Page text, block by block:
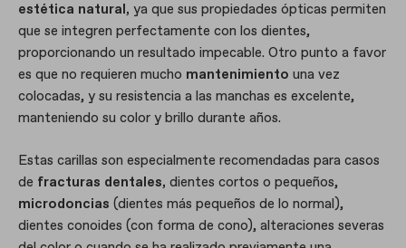
estética natural, ya que sus propiedades ópticas permiten
que se integren perfectamente con los dientes,
proporcionando un resultado impecable. Otro punto a favor
es que no requieren mucho mantenimiento una vez
colocadas, y su resistencia a las manchas es excelente,
manteniendo su color y brillo durante años.
Estas carillas son especialmente recomendadas para casos
de fracturas dentales, dientes cortos o pequeños,
microdoncias (dientes más pequeños de lo normal),
dientes conoides (con forma de cono), alteraciones severas